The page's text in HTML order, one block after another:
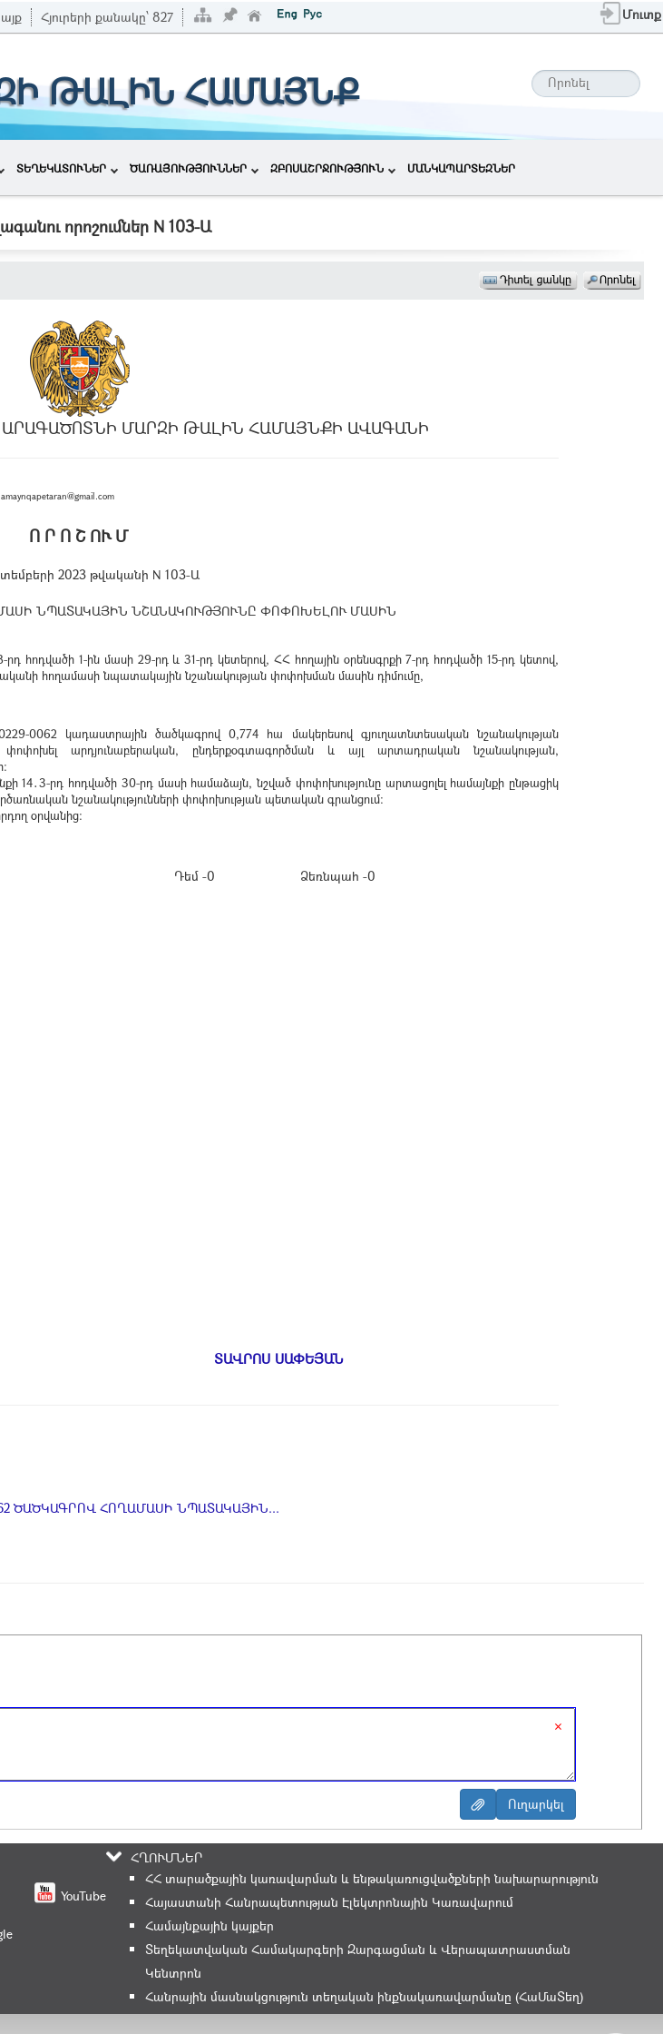
Հյուրերի քանակը՝ 827 Մուտք
ԹԱԼԻՆ ՀԱՄԱՅՆՔ
ՏԵՂԵԿԱՏՈՒՆԵՐ ԾԱՌԱՅՈՒԹՅՈՒՆՆԵՐ ԶԲՈՍԱՇՐՋՈՒԹՅՈՒՆ ՄԱՆԿԱՊԱՐՏԵԶՆԵՐ
որոշումներ N 103-Ա
ՄԱՐԶԻ ԹԱԼԻՆ ՀԱՄԱՅՆՔԻ ԱՎԱԳԱՆԻ
Ո Ր Ո Շ ՈՒ Մ
2023 թվականի N 103-Ա
ՆՊԱՏԱԿԱՅԻՆ ՆՇԱՆԱԿՈՒԹՅՈՒՆԸ ՓՈՓՈԽԵԼՈՒ ՄԱՍԻՆ
հոդվածի 1-ին մասի 29-րդ և 31-րդ կետերով, ՀՀ հողային օրենսգրքի 7-րդ հոդվածի 15-րդ կետով,
հողամասի նպատակային նշանակության փոփոխման մասին դիմումը,
0062 կադաստրային ծածկագրով 0,774 հա մակերեսով գյուղատնտեսական նշանակության
արդյունաբերական, ընդերքօգտագործման և այլ արտադրական նշանակության,
14․3-րդ հոդվածի 30-րդ մասի համաձայն, նշված փոփոխությունը արտացոլել համայնքի ընթացիկ
նշանակությունների փոփոխության պետական գրանցում։
օրվանից։
Դեմ -0 Ձեռնպահ -0
ՂԵԿԱՎԱՐ ՏԱՎՐՈՍ ՍԱՓԵՅԱՆ
ԾԱԾԿԱԳՐՈՎ ՀՈՂԱՄԱՍԻ ՆՊԱՏԱԿԱՅԻՆ...
×
ՀՂՈՒՄՆԵՐ
YouTube
ՀՀ տարածքային կառավարման և ենթակառուցվածքների նախարարություն
Հայաստանի Հանրապետության Էլեկտրոնային Կառավարում
Համայնքային կայքեր
Տեղեկատվական Համակարգերի Զարգացման և Վերապատրաստման
Կենտրոն
Հանրային մասնակցություն տեղական ինքնակառավարմանը (ՀաՄաՏեղ)